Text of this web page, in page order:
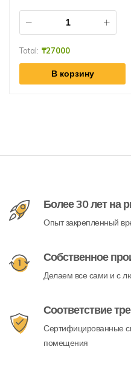
Total: ₸27000
В корзину
Более 30 лет на
Опыт закрепленный
Собственное
Делаем все сами и с
Соответствие
Сертифицированные
помещения